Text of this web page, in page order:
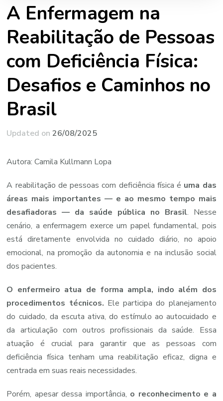
A Enfermagem na
Reabilitação de Pessoas
com Deficiência Física:
Desafios e Caminhos no
Brasil
Updated on26/08/2025
Autora: Camila Kullmann Lopa
A reabilitação depessoascom deficiência físicaé uma das
áreas mais importantes — e ao mesmo tempo mais
desafiadoras — da saúde pública no Brasil. Nesse
cenário, aenfermagem exerceum papelfundamental, pois
estádiretamente envolvida no cuidado diário, no apoio
emocional, napromoção da autonomiae nainclusão social
dospacientes.
O enfermeiro atua de forma ampla, indo além dos
procedimentos técnicos. Eleparticipado planejamento
do cuidado, da escuta ativa,doestímuloaoautocuidado e
da articulação com outrosprofissionaisdasaúde. Essa
atuaçãoé crucialpara garantir queas pessoas com
deficiênciafísica tenhamuma reabilitação eficaz, digna e
centradaemsuasreaisnecessidades.
Porém, apesardessa importância, o reconhecimento e a